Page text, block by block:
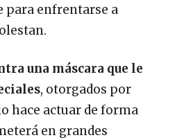
para enfrentarse a
una máscara que le
, otorgados por
hace actuar de forma
en grandes